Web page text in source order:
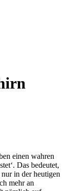
einen wahren
Das bedeutet,
in der heutigen
mehr an